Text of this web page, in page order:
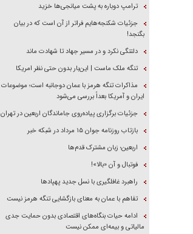
ترامپ دوباره به پشت میانجی‌ها خزید
جزئیات شکنجه‌هایم فراتر از آن است که در بیان
بگنجد!
دلتنگی نکرد و در مسیر جهاد تا شهادت ماند
تنگه ملک ماست | این‌بار بدون حتی نظر امریکا
مذاکرات تنگه هرمز با عمان دوجانبه است؛ موضوعات
ایران و آمریکا بعداً بررسی می‌شود
جزئیات برگزاری پیاده‌روی جاماندگان اربعین در تهران
بازتاب روزنامه جوان ۱۵ مرداد در شبکه خبر
اربعین؛ زبان مشترک قدم‌ها
فوتبال و آن «بالا»!
راهبرد غافلگیری با نسل جدید پهپاد‌ها
تفاهم با عمان به معنای بازگشایی تنگه هرمز نیست
ادامه حیات بنگاه‌های اقتصادی بدون حمایت جدی
مالیاتی و بیمه‌ای ممکن نیست